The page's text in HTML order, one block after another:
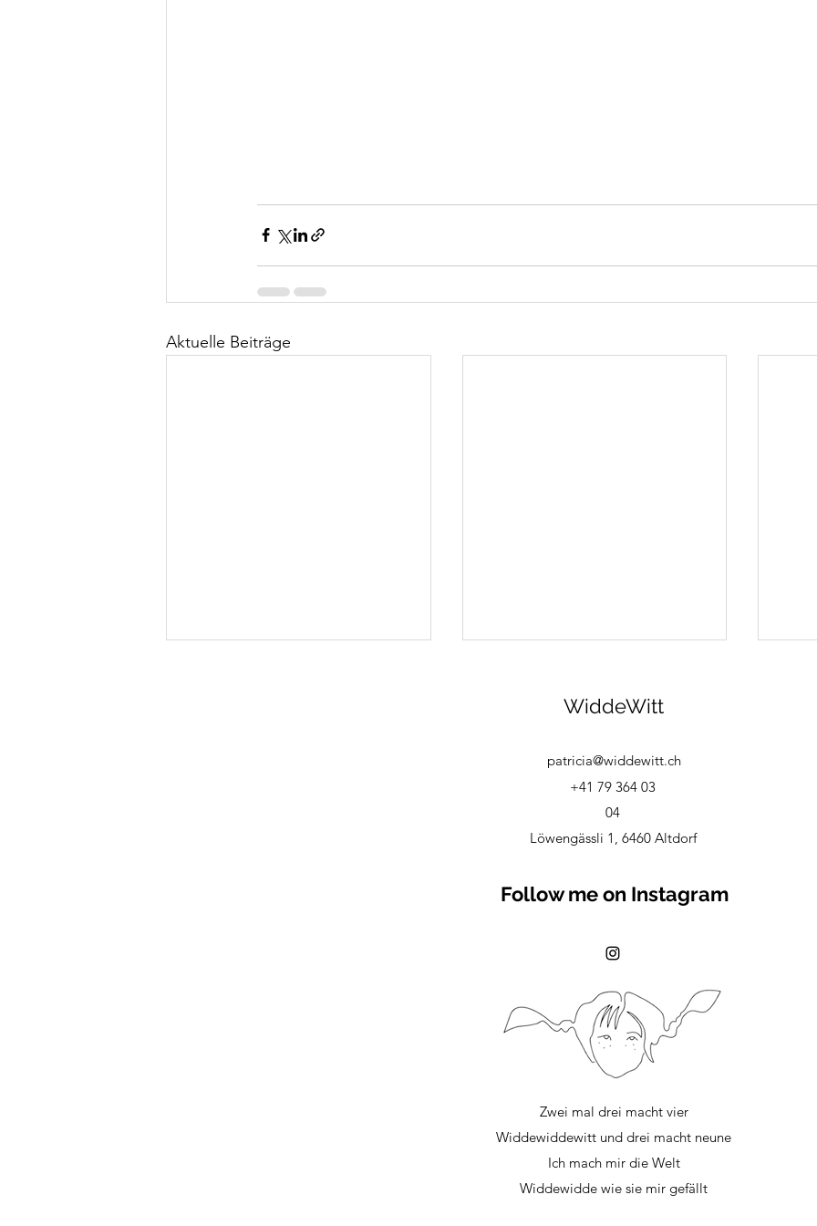
Aktuelle Beiträge
Zwei mal drei macht vier...
WiddeWitt
patricia@widdewitt.ch
+41 79 364 03
04
Löwengässli 1, 6460 Altdorf
Follow me on Instagram
Zwei mal drei macht vier
Widdewiddewitt und drei macht neune
Ich mach mir die Welt
Widdewidde wie sie mir gefällt